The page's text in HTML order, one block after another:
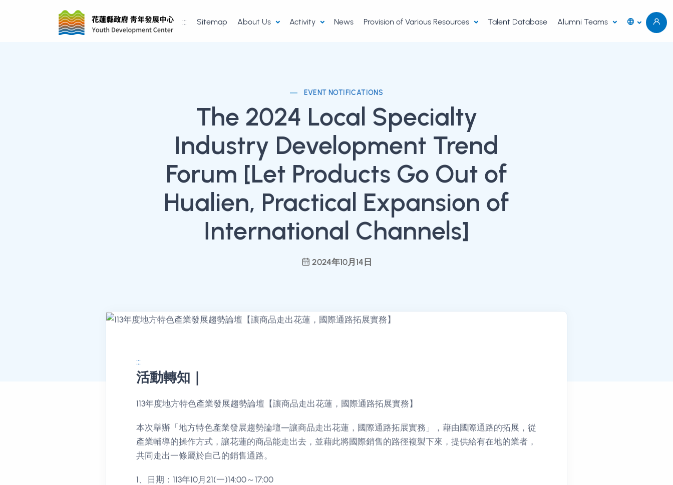
::: Sitemap About Us Activity News Provision of Various Resources Talent Database Alumni Teams
EVENT NOTIFICATIONS
The 2024 Local Specialty
Industry Development Trend
Forum [Let Products Go Out of
Hualien, Practical Expansion of
International Channels]
2024年10月14日
:::
活動轉知｜
消息公告詳情
113年度地方特色產業發展趨勢論壇【讓商品走出花蓮，國際通路拓展實務】
本次舉辦「地方特色產業發展趨勢論壇—讓商品走出花蓮，國際通路拓展實務」，藉由國際通路的拓展，從
產業輔導的操作方式，讓花蓮的商品能走出去，並藉此將國際銷售的路徑複製下來，提供給有在地的業者，
共同走出一條屬於自己的銷售通路。
1、日期：113年10月21(一)14:00～17:00